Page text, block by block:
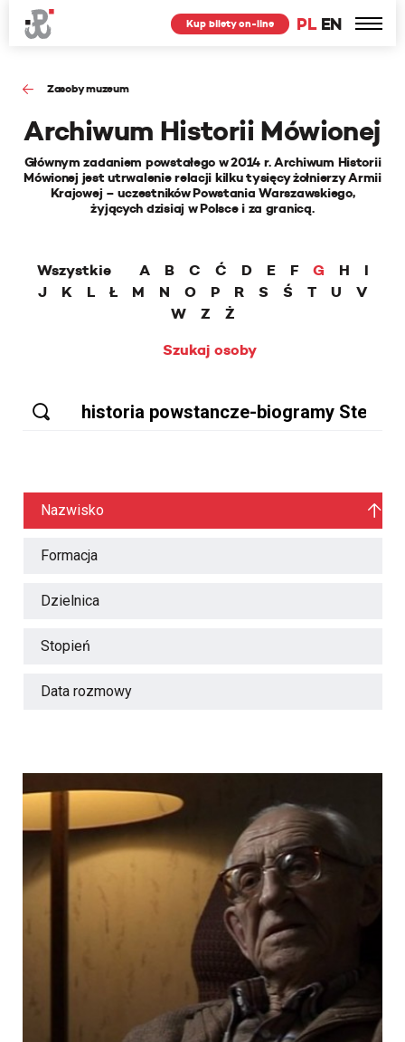
PL EN
Kup bilety on-line
Zasoby muzeum
Archiwum Historii Mówionej
Głównym zadaniem powstałego w 2014 r. Archiwum Historii
Mówionej jest utrwalenie relacji kilku tysięcy żołnierzy Armii
Krajowej – uczestników Powstania Warszawskiego,
żyjących dzisiaj w Polsce i za granicą.
Wszystkie A B C Ć D E F G H
I
J
K L Ł M N O P R S Ś T U
V
W
Z
Ż
Szukaj osoby
Nazwisko
Formacja
Dzielnica
Stopień
Data rozmowy